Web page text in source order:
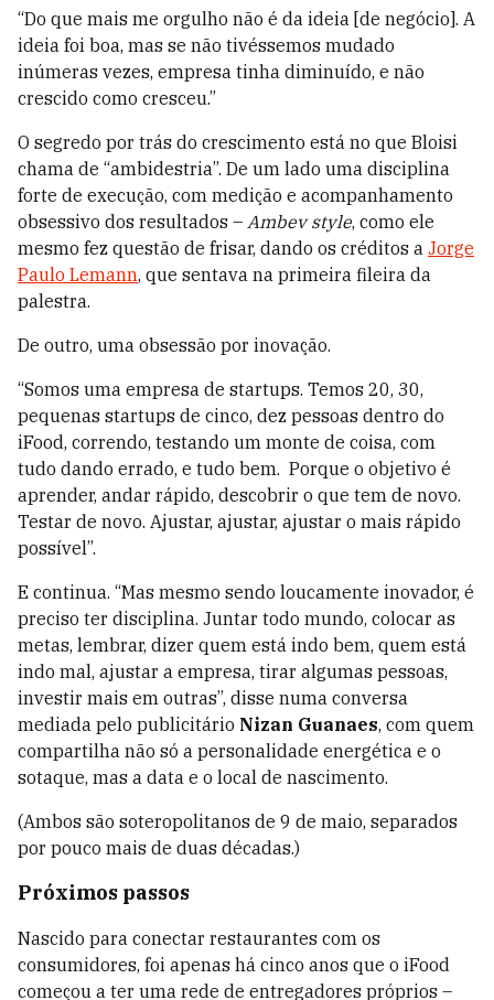
“Do que mais me orgulho não é da ideia [de negócio]. A
ideia foi boa, mas se não tivéssemos mudado
inúmeras vezes, empresa tinha diminuído, e não
crescido como cresceu.”
O segredo por trás do crescimento está no que Bloisi
chama de “ambidestria”. De um lado uma disciplina
forte de execução, com medição e acompanhamento
obsessivo dos resultados – Ambev style, como ele
mesmo fez questão de frisar, dando os créditos a Jorge
Paulo Lemann, que sentava na primeira fileira da
palestra.
De outro, uma obsessão por inovação.
“Somos uma empresa de startups. Temos 20, 30,
pequenas startups de cinco, dez pessoas dentro do
iFood, correndo, testando um monte de coisa, com
tudo dando errado, e tudo bem. Porque o objetivo é
aprender, andar rápido, descobrir o que tem de novo.
Testar de novo. Ajustar, ajustar, ajustar o mais rápido
possível”.
E continua. “Mas mesmo sendo loucamente inovador, é
preciso ter disciplina. Juntar todo mundo, colocar as
metas, lembrar, dizer quem está indo bem, quem está
indo mal, ajustar a empresa, tirar algumas pessoas,
investir mais em outras”, disse numa conversa
mediada pelo publicitário Nizan Guanaes, com quem
compartilha não só a personalidade energética e o
sotaque, mas a data e o local de nascimento.
(Ambos são soteropolitanos de 9 de maio, separados
por pouco mais de duas décadas.)
Próximos passos
Nascido para conectar restaurantes com os
consumidores, foi apenas há cinco anos que o iFood
começou a ter uma rede de entregadores próprios –